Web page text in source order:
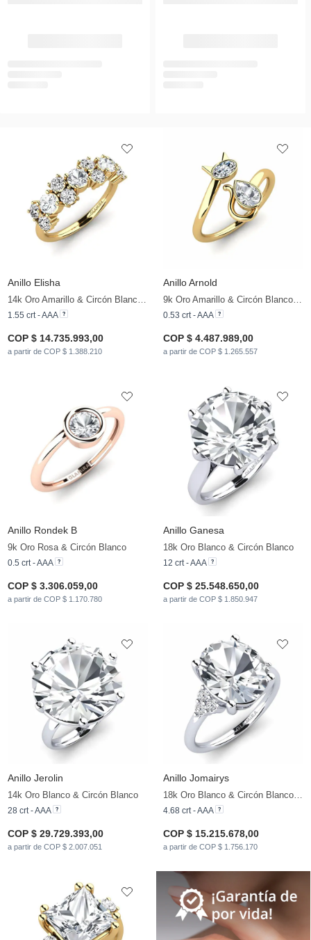
Anillo Elisha
14k Oro Amarillo & Circón Blanco & Diamante
1.55 crt - AAA
COP $ 14.735.993,00
a partir de COP $ 1.388.210
Anillo Arnold
9k Oro Amarillo & Circón Blanco & Circonita
0.53 crt - AAA
COP $ 4.487.989,00
a partir de COP $ 1.265.557
Anillo Rondek B
9k Oro Rosa & Circón Blanco
0.5 crt - AAA
COP $ 3.306.059,00
a partir de COP $ 1.170.780
Anillo Ganesa
18k Oro Blanco & Circón Blanco
12 crt - AAA
COP $ 25.548.650,00
a partir de COP $ 1.850.947
Anillo Jerolin
14k Oro Blanco & Circón Blanco
28 crt - AAA
COP $ 29.729.393,00
a partir de COP $ 2.007.051
Anillo Jomairys
18k Oro Blanco & Circón Blanco & Diamante
4.68 crt - AAA
COP $ 15.215.678,00
a partir de COP $ 1.756.170